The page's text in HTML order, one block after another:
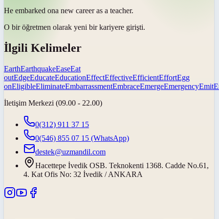
He embarked ona new career as a teacher.
O bir öğretmen olarak yeni bir kariyere girişti.
İlgili Kelimeler
EarthEarthquakeEaseEat
outEdgeEducateEducationEffectEffectiveEfficientEffortEgg
onEligibleEliminateEmbarrassmentEmbraceEmergeEmergencyEmit
İletişim Merkezi (09.00 - 22.00)
0(312) 911 37 15
0(546) 855 07 15 (WhatsApp)
destek@uzmandil.com
Hacettepe İvedik OSB. Teknokenti 1368. Cadde No.61,
4. Kat Ofis No: 32 İvedik / ANKARA